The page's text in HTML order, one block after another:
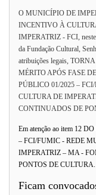
O MUNICÍPIO DE
INCENTIVO À
IMPERATRIZ - FCI, neste
da Fundação Cultural,
atribuições legais,
MÉRITO APÓS FASE
PÚBLICO 01/2025 –
CULTURA DE
CONTINUADOS DE
Em atenção ao item 12
– FCI/FUMIC - REDE
IMPERATRIZ – MA -
PONTOS DE CULTURA.
Ficam